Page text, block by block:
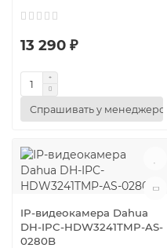
13 290 ₽
Спрашивать у менеджеров
IP-видеокамера Dahua
DH-IPC-HDW3241TMP-AS-
0280B